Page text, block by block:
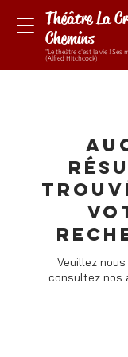
Théâtre La
Chemins
"Le théâtre c'est la vie ! Ses
(Alfred Hitchcock)
Veuillez
consultez nos